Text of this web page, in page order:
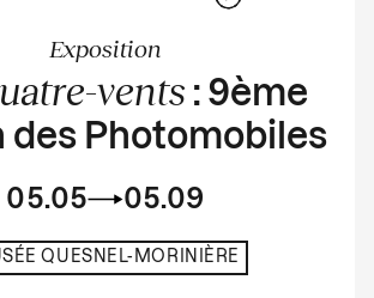
Exposition
vents : 9ème
des Photomobiles
05.05 05.09
QUESNEL-MORINIÈRE